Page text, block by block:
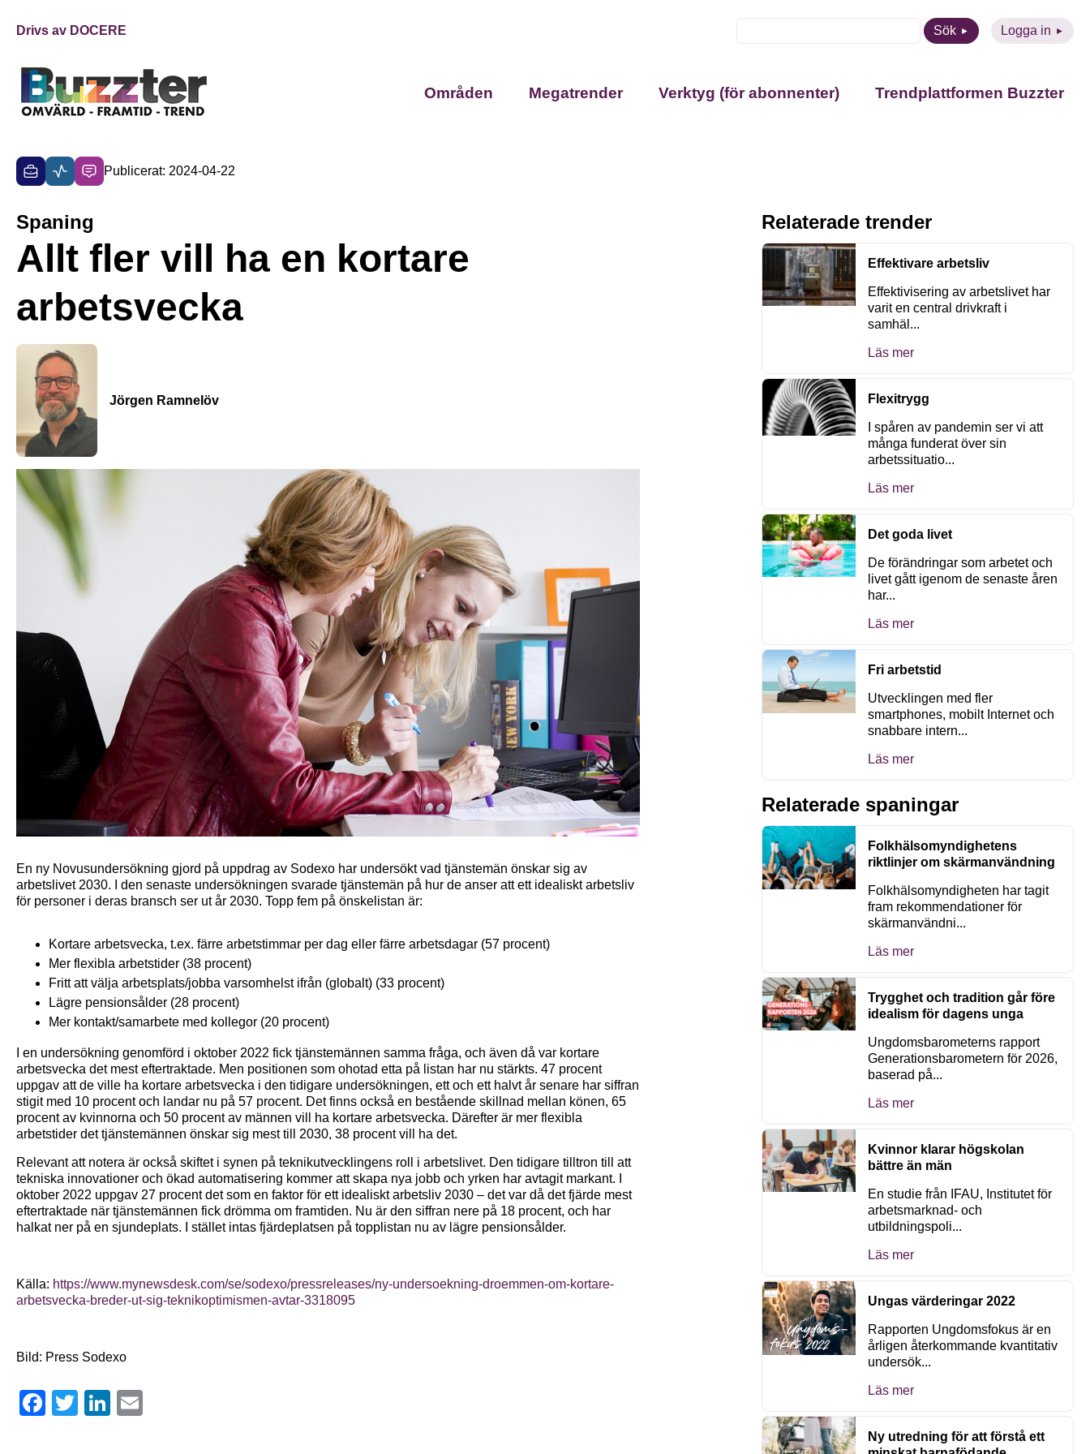
Drivs av DOCERE Sök Logga in
Områden Megatrender Verktyg (för abonnenter) Trendplattformen Buzzter
Publicerat: 2024-04-22
Spaning
Allt fler vill ha en kortare
arbetsvecka
Jörgen Ramnelöv
En ny Novusundersökning gjord på uppdrag av Sodexo har undersökt vad tjänstemän önskar sig av
arbetslivet 2030. I den senaste undersökningen svarade tjänstemän på hur de anser att ett idealiskt arbetsliv
för personer i deras bransch ser ut år 2030. Topp fem på önskelistan är:
Kortare arbetsvecka, t.ex. färre arbetstimmar per dag eller färre arbetsdagar (57 procent)
Mer flexibla arbetstider (38 procent)
Fritt att välja arbetsplats/jobba varsomhelst ifrån (globalt) (33 procent)
Lägre pensionsålder (28 procent)
Mer kontakt/samarbete med kollegor (20 procent)
I en undersökning genomförd i oktober 2022 fick tjänstemännen samma fråga, och även då var kortare
arbetsvecka det mest eftertraktade. Men positionen som ohotad etta på listan har nu stärkts. 47 procent
uppgav att de ville ha kortare arbetsvecka i den tidigare undersökningen, ett och ett halvt år senare har siffran
stigit med 10 procent och landar nu på 57 procent. Det finns också en bestående skillnad mellan könen, 65
procent av kvinnorna och 50 procent av männen vill ha kortare arbetsvecka. Därefter är mer flexibla
arbetstider det tjänstemännen önskar sig mest till 2030, 38 procent vill ha det.
Relevant att notera är också skiftet i synen på teknikutvecklingens roll i arbetslivet. Den tidigare tilltron till att
tekniska innovationer och ökad automatisering kommer att skapa nya jobb och yrken har avtagit markant. I
oktober 2022 uppgav 27 procent det som en faktor för ett idealiskt arbetsliv 2030 – det var då det fjärde mest
eftertraktade när tjänstemännen fick drömma om framtiden. Nu är den siffran nere på 18 procent, och har
halkat ner på en sjundeplats. I stället intas fjärdeplatsen på topplistan nu av lägre pensionsålder.
Källa: https://www.mynewsdesk.com/se/sodexo/pressreleases/ny-undersoekning-droemmen-om-kortare-
arbetsvecka-breder-ut-sig-teknikoptimismen-avtar-3318095
Bild: Press Sodexo
Facebook
Twitter LinkedIn
Relaterade trender
Effektivare arbetsliv
Effektivisering av arbetslivet har
varit en central drivkraft i
samhäl...
Läs mer
Flexitrygg
I spåren av pandemin ser vi att
många funderat över sin
arbetssituatio...
Läs mer
Det goda livet
De förändringar som arbetet och
livet gått igenom de senaste åren
har...
Läs mer
Fri arbetstid
Utvecklingen med fler
smartphones, mobilt Internet och
snabbare intern...
Läs mer
Relaterade spaningar
Folkhälsomyndighetens
riktlinjer om skärmanvändning
Folkhälsomyndigheten har tagit
fram rekommendationer för
skärmanvändni...
Läs mer
Trygghet och tradition går före
idealism för dagens unga
Ungdomsbarometerns rapport
Generationsbarometern för 2026,
baserad på...
Läs mer
Kvinnor klarar högskolan
bättre än män
En studie från IFAU, Institutet för
arbetsmarknad- och
utbildningspoli...
Läs mer
Ungas värderingar 2022
Rapporten Ungdomsfokus är en
årligen återkommande kvantitativ
undersök...
Läs mer
Ny utredning för att förstå ett